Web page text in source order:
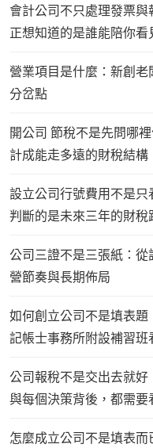
會計公司不只處理發票
正想知道的是誰能陪你
營業項目是什麼：新創
分岔點
開公司 節稅不是先問哪
計成能走多遠的財稅結構
設立公司行號費用不是
判斷的是未來三年的財稅
公司三證不是三張紙：
營節奏與長期佈局
如何創立公司不是填表題
記帳士事務所附設補習
公司報稅不是交出去就
與每個決策背後，都需
怎麼成立公司不是填表